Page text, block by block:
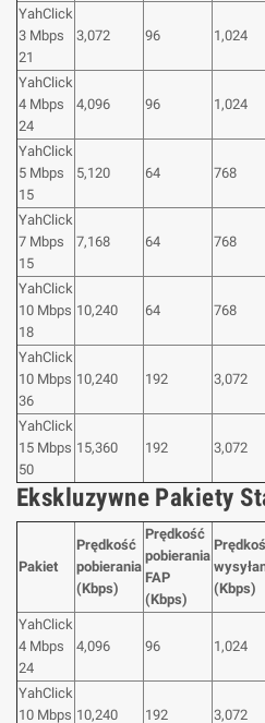
YahClick
3 Mbps
21
3,072 96 1,024
YahClick
4 Mbps
24
4,096 96 1,024
YahClick
5 Mbps
15
5,120 64 768
YahClick
7 Mbps
15
7,168 64 768
YahClick
10 Mbps
18
10,240 64 768
YahClick
10 Mbps
36
10,240 192 3,072
YahClick
15 Mbps
50
15,360 192 3,072
Ekskluzywne Pakiety
Pakiet
Prędkość
pobierania
(Kbps)
Prędkość
pobierania
FAP
(Kbps)
(Kbps)
YahClick
4 Mbps
24
4,096 96 1,024
YahClick
10 Mbps 10,240 192 3,072